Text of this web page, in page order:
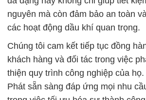
nguyên mà còn đảm bảo an toàn
các hoạt động dầu khí quan trọng.
Chúng tôi cam kết tiếp tục đồng
khách hàng và đối tác trong việc
thiện quy trình công nghiệp của
Phát sẵn sàng đáp ứng mọi nhu